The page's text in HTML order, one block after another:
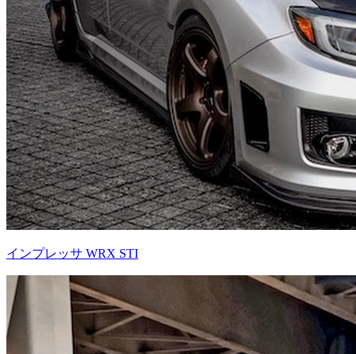
インプレッサ WRX STI